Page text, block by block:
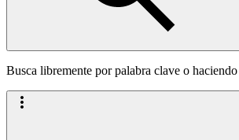
Busca libremente por palabra clave o